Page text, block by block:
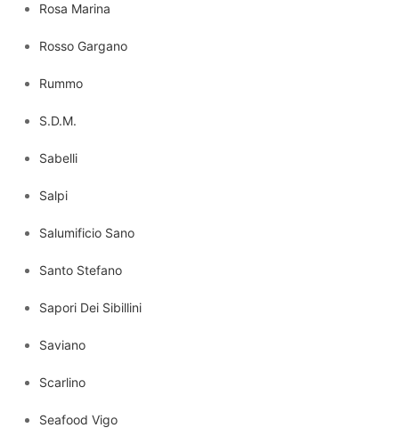
Rosa Marina
Rosso Gargano
Rummo
S.D.M.
Sabelli
Salpi
Salumificio Sano
Santo Stefano
Sapori Dei Sibillini
Saviano
Scarlino
Seafood Vigo